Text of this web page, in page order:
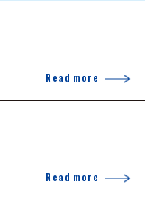
Read more
Read more